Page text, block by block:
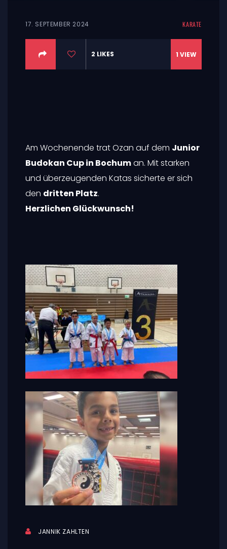
17. SEPTEMBER 2024 KARATE
2 LIKES 1 VIEW
Am Wochenende trat Ozan auf dem Junior
Budokan Cup in Bochuman. Mit starken
und überzeugenden Katas sicherte er sich
den dritten Platz.
Herzlichen Glückwunsch!
JANNIK ZAHLTEN